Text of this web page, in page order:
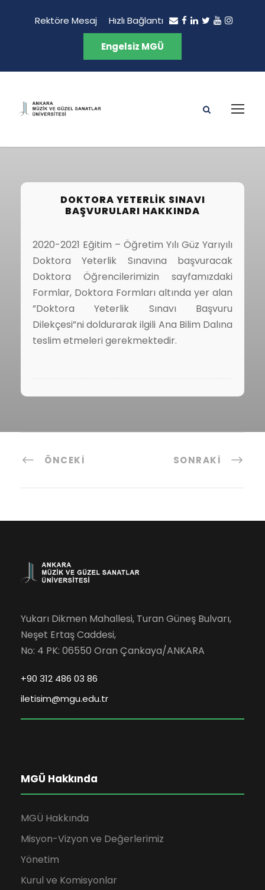
Rektöre Mesaj Hızlı Bağlantı
Engelsiz MGÜ
DOKTORA YETERLIK SINAVI
BAŞVURULARI HAKKINDA
2020-2021 Eğitim – Öğretim Yılı Güz Yarıyılı
Doktora Yeterlik Sınavına başvuracak
Doktora Öğrencilerimizin sayfamızdaki
Formlar, Doktora Formları altında yer alan
”Doktora Yeterlik Sınavı Başvuru
Dilekçesi”ni doldurarak ilgili Ana Bilim Dalına
teslim etmeleri gerekmektedir.
ÖNCEKI SONRAKI
Yukarı Dikmen Mahallesi, Turan Güneş Bulvarı,
Neşet Ertaş Caddesi,
No: 4 PK: 06550 Oran Çankaya/ANKARA
+90 312 486 03 86
iletisim@mgu.edu.tr
MGÜ Hakkında
MGÜ Hakkında
Misyon-Vizyon ve Değerlerimiz
Yönetim
Kurul ve Komisyonlar